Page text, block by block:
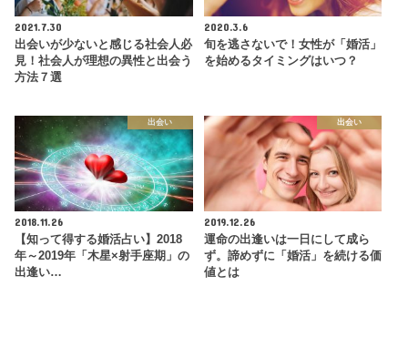
2021.7.30
出会いが少ないと感じる社会人必
見！社会人が理想の異性と出会う
方法７選
2020.3.6
旬を逃さないで！女性が「婚活」
を始めるタイミングはいつ？
出会い
2018.11.26
【知って得する婚活占い】2018
年～2019年「木星×射手座期」の
出逢い…
出会い
2019.12.26
運命の出逢いは一日にして成ら
ず。諦めずに「婚活」を続ける価
値とは